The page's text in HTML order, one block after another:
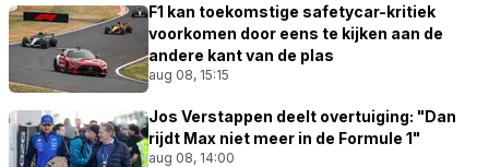
F1 kan toekomstige safetycar-kritiek
voorkomen door eens te kijken aan de
andere kant van de plas
aug 08, 15:15
Jos Verstappen deelt overtuiging: "Dan
rijdt Max niet meer in de Formule 1"
aug 08, 14:00